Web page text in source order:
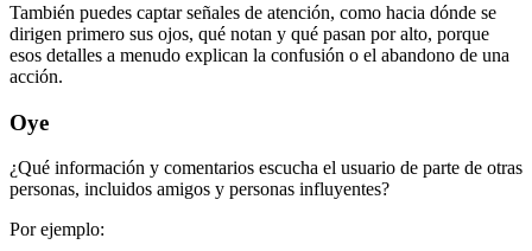
También puedes captar señales de atención, como hacia dónde se
dirigen primero sus ojos, qué notan y qué pasan por alto, porque
esos detalles a menudo explican la confusión o el abandono de una
acción.
Oye
¿Qué información y comentarios escucha el usuario de parte de otras
personas, incluidos amigos y personas influyentes?
Por ejemplo: